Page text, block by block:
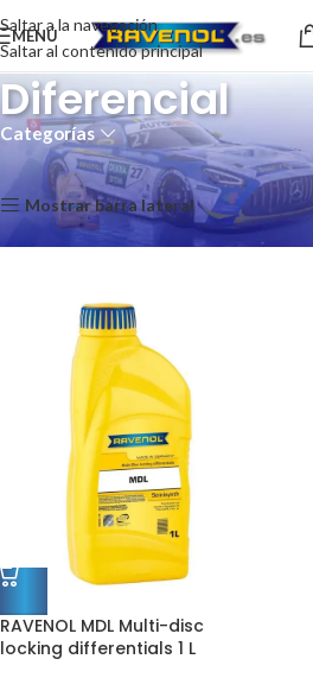
Saltar a la navegación
Saltar al contenido principal
MENÚ
Diferencial
Categorías
Transmision/ Diferencial
Mostrar barra lateral
RAVENOL MDL Multi-disc
locking differentials 1 L